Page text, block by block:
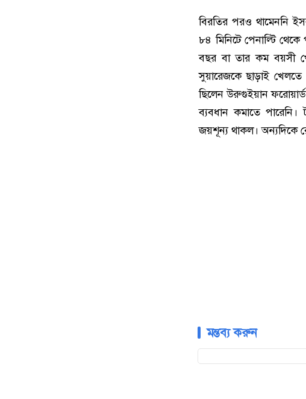
বিরতির পরও থামেননি
৮৪ মিনিটে পেনাল্টি
বছর বা তার কম বয়সী
সুয়ারেজকে ছাড়াই খেলতে
ছিলেন উরুগুইয়ান
ব্যবধান কমাতে পারেনি।
জয়শূন্য থাকল। অন্যদিকে
মন্তব্য করুন